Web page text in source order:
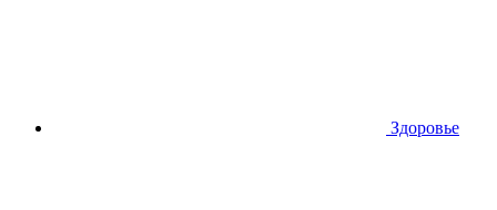
Здоровье